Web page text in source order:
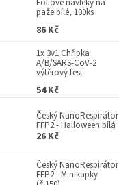
paže bílé, 100ks
86 Kč
1x 3v1 Chřipka
A/B/SARS-CoV-2
výtěrový test
54 Kč
Český NanoRespirátor
FFP2 - Halloween bílá
26 Kč
Český NanoRespirátor
FFP2 - Minikapky